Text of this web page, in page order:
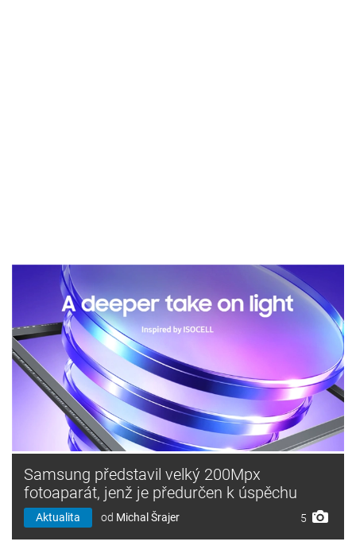
Samsung představil velký 200Mpx
fotoaparát, jenž je předurčen k úspěchu
Aktualita od Michal Šrajer 5